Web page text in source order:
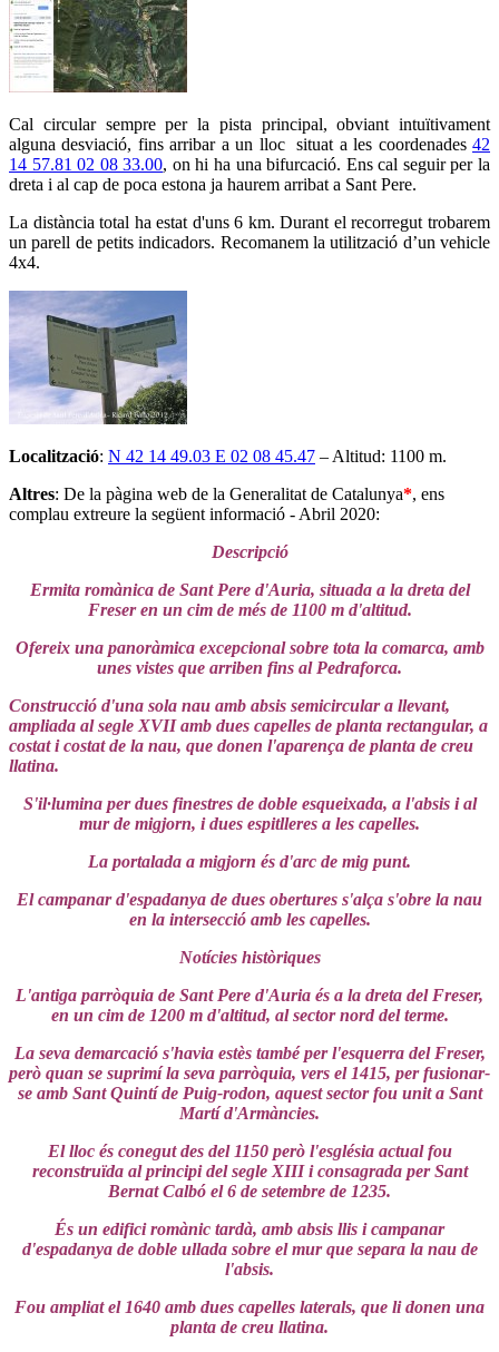
Cal circular sempre per la pista principal, obviant intuïtivament
alguna desviació, fins arribar a un lloc situat a les coordenades 42
14 57.81 02 08 33.00, on hi ha una bifurcació. Ens cal seguir per la
dreta i al cap de poca estona ja haurem arribat a Sant Pere.
La distància total ha estat d'uns 6 km. Durant el recorregut trobarem
un parell de petits indicadors. Recomanem la utilització d’un vehicle
4x4.
Localització: N 42 14 49.03 E 02 08 45.47 – Altitud: 1100 m.
Altres: De la pàgina web de la Generalitat de Catalunya*, ens
complau extreure la següent informació - Abril 2020:
Descripció
Ermita romànica de Sant Pere d'Auria, situada a la dreta del
Freser en un cim de més de 1100 m d'altitud.
Ofereix una panoràmica excepcional sobre tota la comarca, amb
unes vistes que arriben fins al Pedraforca.
Construcció d'una sola nau amb absis semicircular a llevant,
ampliada al segle XVII amb dues capelles de planta rectangular, a
costat i costat de la nau, que donen l'aparença de planta de creu
llatina.
S'il·lumina per dues finestres de doble esqueixada, a l'absis i al
mur de migjorn, i dues espitlleres a les capelles.
La portalada a migjorn és d'arc de mig punt.
El campanar d'espadanya de dues obertures s'alça s'obre la nau
en la intersecció amb les capelles.
Notícies històriques
L'antiga parròquia de Sant Pere d'Auria és a la dreta del Freser,
en un cim de 1200 m d'altitud, al sector nord del terme.
La seva demarcació s'havia estès també per l'esquerra del Freser,
però quan se suprimí la seva parròquia, vers el 1415, per fusionar-
se amb Sant Quintí de Puig-rodon, aquest sector fou unit a Sant
Martí d'Armàncies.
El lloc és conegut des del 1150 però l'església actual fou
reconstruïda al principi del segle XIII i consagrada per Sant
Bernat Calbó el 6 de setembre de 1235.
És un edifici romànic tardà, amb absis llis i campanar
d'espadanya de doble ullada sobre el mur que separa la nau de
l'absis.
Fou ampliat el 1640 amb dues capelles laterals, que li donen una
planta de creu llatina.